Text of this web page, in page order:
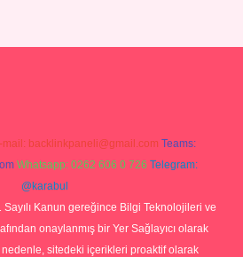
mail: backlinkpaneli@gmail.com Teams:
Whatsapp: 0262 606 0 726 Telegram:
@karabul
Sayılı Kanun gereğince Bilgi Teknolojileri ve
onaylanmış bir Yer Sağlayıcı olarak
nedenle, sitedeki içerikleri proaktif olarak